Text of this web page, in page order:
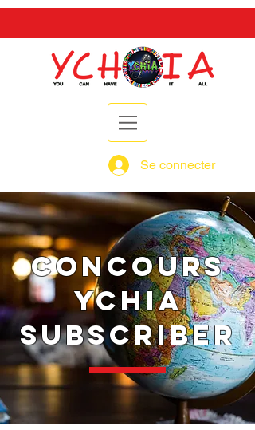
Se connecter
Concours
YCHIA
SUBSCRIBER